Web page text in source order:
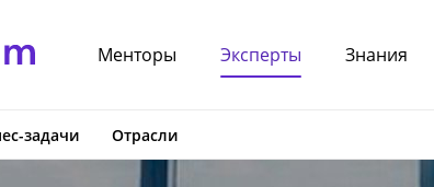
Менторы Эксперты Знания
задачи Отрасли